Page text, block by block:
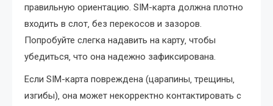
правильную ориентацию. SIM-карта должна плотно
входить в слот‚ без перекосов и зазоров.
Попробуйте слегка надавить на карту‚ чтобы
убедиться‚ что она надежно зафиксирована.
Если SIM-карта повреждена (царапины‚ трещины‚
изгибы)‚ она может некорректно контактировать с